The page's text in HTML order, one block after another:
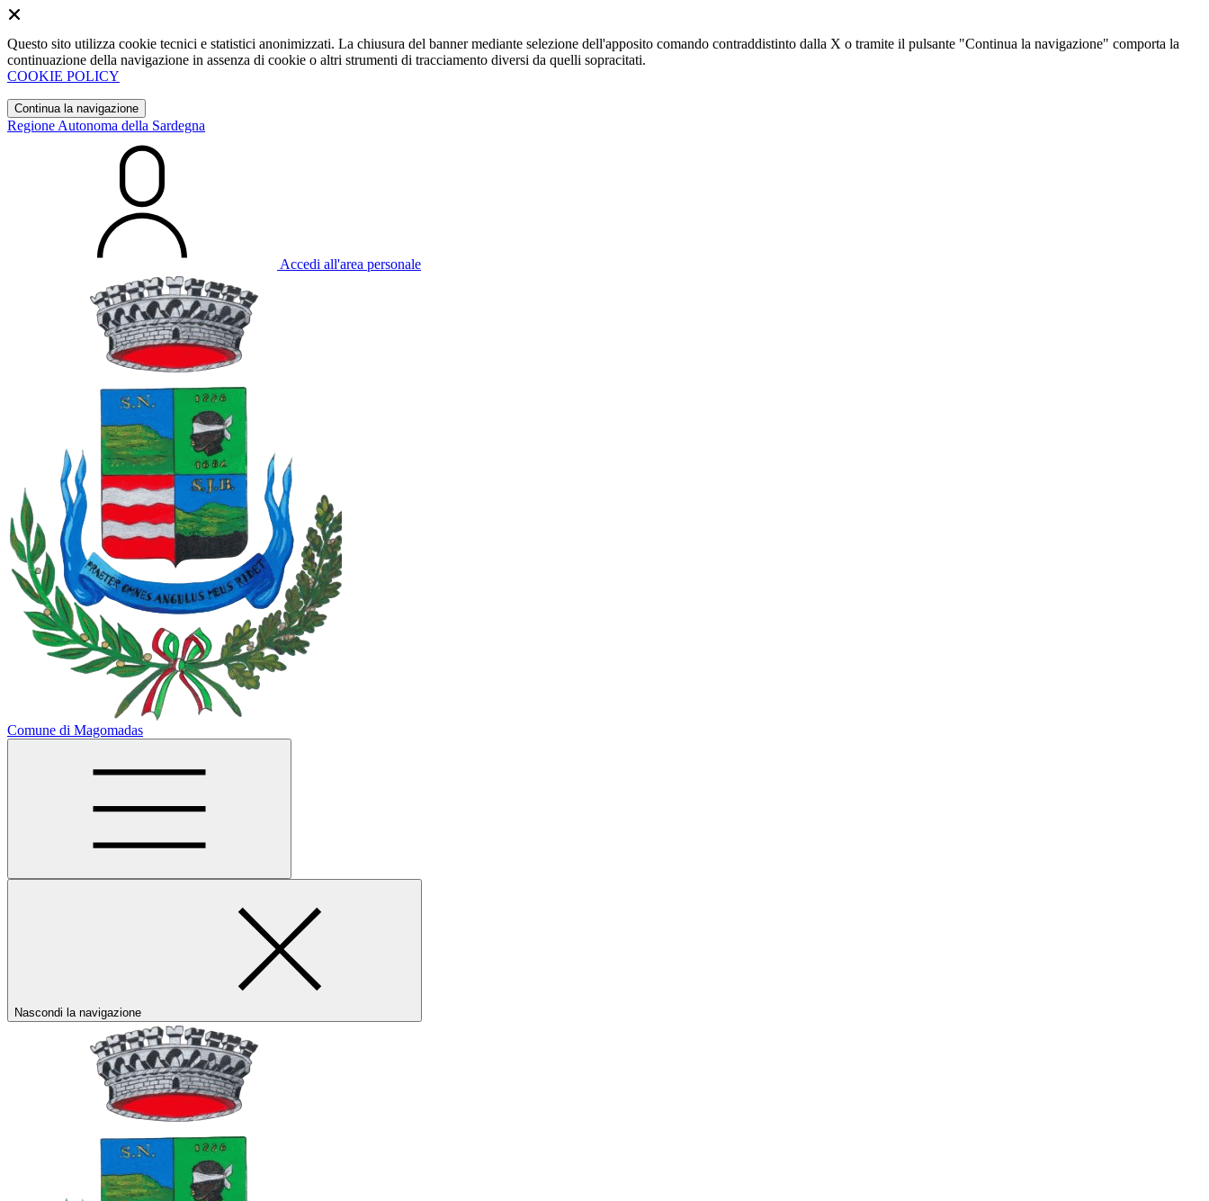
Questo sito utilizza cookie tecnici e statistici anonimizzati. La chiusura del banner mediante selezione dell'apposito comando contraddistinto dalla X o tramite il pulsante "Continua la navigazione" comporta la
continuazione della navigazione in assenza di cookie o altri strumenti di tracciamento diversi da quelli sopracitati.
COOKIE POLICY
Continua la navigazione
Regione Autonoma della Sardegna
Accedi all'area personale
Comune di Magomadas
Nascondi la navigazione